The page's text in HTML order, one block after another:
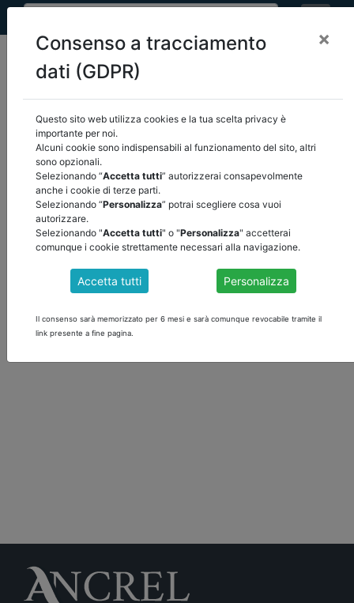
Attenzione, il contenuto è visibile solamente agli utenti registrati.
ACCEDI
Consenso a tracciamento
dati (GDPR)
×
Questo sito web utilizza cookies e la tua scelta privacy è
importante per noi.
Alcuni cookie sono indispensabili al funzionamento del sito, altri
sono opzionali.
Selezionando “Accetta tutti” autorizzerai consapevolmente
anche i cookie di terze parti.
Selezionando “Personalizza” potrai scegliere cosa vuoi
autorizzare.
Selezionando "Accetta tutti" o "Personalizza" accetterai
comunque i cookie strettamente necessari alla navigazione.
Accetta tutti Personalizza
Il consenso sarà memorizzato per 6 mesi e sarà comunque revocabile tramite il
link presente a fine pagina.